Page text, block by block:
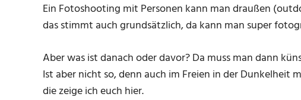
Ein Fotoshooting mit Personen kann man draußen
das stimmt auch grundsätzlich, da kann man super
Aber was ist danach oder davor? Da muss man dann
Ist aber nicht so, denn auch im Freien in der
die zeige ich euch hier.